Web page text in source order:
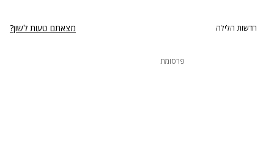
חדשות הלילה מצאתם טעות לשון?
פרסומת